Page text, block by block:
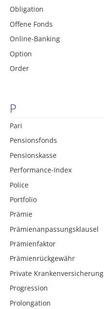
Obligation
Offene Fonds
Online-Banking
Option
Order
P
Pari
Pensionsfonds
Pensionskasse
Performance-Index
Police
Portfolio
Prämie
Prämienanpassungsklausel
Prämienfaktor
Prämienrückgewähr
Private Krankenversicherung
Progression
Prolongation